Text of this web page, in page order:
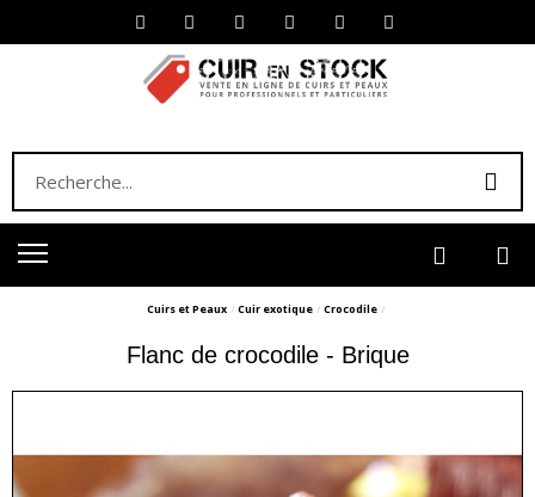
Cuirs et Peaux Cuir exotique Crocodile
Flanc de crocodile - Brique